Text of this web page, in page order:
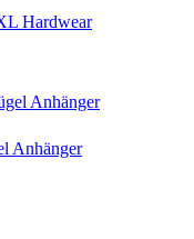
Hardwear
Anhänger